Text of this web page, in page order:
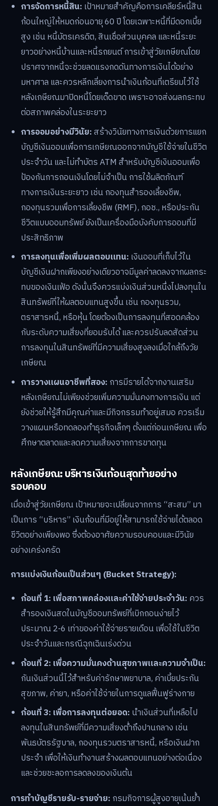
การจัดการหนี้สิน: เป้าหมายสำคัญคือการเคลียร์หนี้สิน
ก้อนใหญ่ให้หมดก่อนอายุ 60 ปี โดยเฉพาะหนี้ที่มีดอกเบี้ย
สูง เช่น หนี้บัตรเครดิต, สินเชื่อส่วนบุคคล และหนี้ระยะ
ยาวอย่างหนี้บ้านและหนี้รถยนต์ การเข้าสู่วัยเกษียณโดย
ปราศจากหนี้จะช่วยลดแรงกดดันทางการเงินได้อย่าง
มหาศาล และควรหลีกเลี่ยงการนำเงินก้อนที่เตรียมไว้ใช้
หลังเกษียณมาปิดหนี้โดยเด็ดขาด เพราะอาจส่งผลกระทบ
ต่อสภาพคล่องในระยะยาว
การออมอย่างมีวินัย:สร้างวินัยทางการเงินด้วยการแยก
บัญชีเงินออมเพื่อการเกษียณออกจากบัญชีใช้จ่ายในชีวิต
ประจำวัน และไม่ทำบัตร ATM สำหรับบัญชีเงินออมเพื่อ
ป้องกันการถอนเงินโดยไม่จำเป็น การใช้ผลิตภัณฑ์
ทางการเงินระยะยาว เช่น กองทุนสำรองเลี้ยงชีพ,
กองทุนรวมเพื่อการเลี้ยงชีพ (RMF), กอช., หรือประกัน
ชีวิตแบบออมทรัพย์ ยังเป็นเครื่องมือบังคับการออมที่มี
ประสิทธิภาพ
การลงทุนเพื่อเพิ่มผลตอบแทน: เงินออมที่เก็บไว้ใน
บัญชีเงินฝากเพียงอย่างเดียวอาจมีมูลค่าลดลงจากผลกระ
ทบของเงินเฟ้อ ดังนั้นจึงควรแบ่งเงินส่วนหนึ่งไปลงทุนใน
สินทรัพย์ที่ให้ผลตอบแทนสูงขึ้น เช่น กองทุนรวม,
ตราสารหนี้, หรือหุ้น โดยต้องเป็นการลงทุนที่สอดคล้อง
กับระดับความเสี่ยงที่ยอมรับได้ และควรปรับลดสัดส่วน
การลงทุนในสินทรัพย์ที่มีความเสี่ยงสูงลงเมื่อใกล้ถึงวัย
เกษียณ
การวางแผนอาชีพที่สอง: การมีรายได้จากงานเสริม
หลังเกษียณไม่เพียงช่วยเพิ่มความมั่นคงทางการเงิน แต่
ยังช่วยให้รู้สึกมีคุณค่าและมีกิจกรรมทำอยู่เสมอ ควรเริ่ม
วางแผนหรือทดลองทำธุรกิจเล็กๆ ตั้งแต่ก่อนเกษียณ เพื่อ
ศึกษาตลาดและลดความเสี่ยงจากการขาดทุน
หลังเกษียณ: บริหารเงินก้อนสุดท้ายอย่าง
รอบคอบ
เมื่อเข้าสู่วัยเกษียณ เป้าหมายจะเปลี่ยนจากการ “สะสม” มา
เป็นการ “บริหาร” เงินก้อนที่มีอยู่ให้สามารถใช้จ่ายได้ตลอด
ชีวิตอย่างเพียงพอ ซึ่งต้องอาศัยความรอบคอบและมีวินัย
อย่างเคร่งครัด
การแบ่งเงินก้อนเป็นส่วนๆ (Bucket Strategy):
ก้อนที่ 1: เพื่อสภาพคล่องและค่าใช้จ่ายประจำวัน: ควร
สำรองเงินสดในบัญชีออมทรัพย์ที่เบิกถอนง่ายไว้
ประมาณ 2-6 เท่าของค่าใช้จ่ายรายเดือน เพื่อใช้ในชีวิต
ประจำวันและกรณีฉุกเฉินเร่งด่วน
ก้อนที่ 2: เพื่อความมั่นคงด้านสุขภาพและความจำเป็น:
กันเงินส่วนนี้ไว้สำหรับค่ารักษาพยาบาล, ค่าเบี้ยประกัน
สุขภาพ, ค่ายา, หรือค่าใช้จ่ายในการดูแลฟื้นฟูร่างกาย
ก้อนที่ 3: เพื่อการลงทุนต่อยอด: นำเงินส่วนที่เหลือไป
ลงทุนในสินทรัพย์ที่มีความเสี่ยงต่ำถึงปานกลาง เช่น
พันธบัตรรัฐบาล, กองทุนรวมตราสารหนี้, หรือเงินฝาก
ประจำ เพื่อให้เงินทำงานสร้างผลตอบแทนอย่างต่อเนื่อง
และช่วยชะลอการลดลงของเงินต้น
การทำบัญชีรายรับ-รายจ่าย: กรมกิจการผู้สูงอายุเน้นย้ำ